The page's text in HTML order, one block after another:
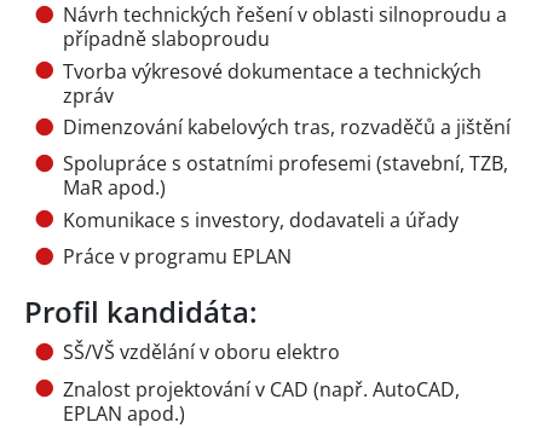
Návrh technických řešení v oblasti silnoproudu a
případně slaboproudu
Tvorba výkresové dokumentace a technických
zpráv
Dimenzování kabelových tras, rozvaděčů a jištění
Spolupráce s ostatními profesemi (stavební, TZB,
MaR apod.)
Komunikace s investory, dodavateli a úřady
Práce v programu EPLAN
Profil kandidáta:
SŠ/VŠ vzdělání v oboru elektro
Znalost projektování v CAD (např. AutoCAD,
EPLAN apod.)